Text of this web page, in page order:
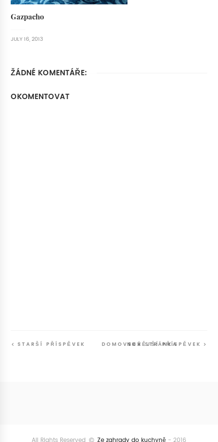
Gazpacho
JULY 16, 2013
ŽÁDNÉ KOMENTÁŘE:
OKOMENTOVAT
NOVĚJŠÍ PŘÍSPĚVEK
STARŠÍ PŘÍSPĚVEK DOMOVSKÁ STRÁNKA
All Rights Reserved Ze zahrady do kuchyně - 2016